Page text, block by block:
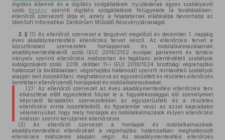
digitális államról és a digitális szolgáltatások nyújtásának egyes szabályairól
szóló törvény szerinti digitális szolgáltatások felügyelete (a továbbiakban:
ellenőrző szervezet) látja el, amely a feladatainak ellátásába bevonhatja az
IdomSoft Informatikai Zártkörűen Működő Részvénytársaságot.
2. § (1) Az ellenőrző szervezet a tárgyévet megelőző év december 1. napjáig
éves akadálymentesítési ellenőrzési tervet készít. Az ellenőrzési tervet a
közszférabeli szervezetek honlapjainak és mobilalkalmazásainak
akadálymentesítéséről szóló (EU) 2016/2102 európai parlamenti és tanácsi
irányelv szerinti ellenőrzési módszertan és tagállami jelentéstételi szabályok
kidolgozásáról szóló, 2018. október 11-i (EU) 2018/1524 bizottsági végrehajtási
határozat (a továbbiakban: végrehajtási határozat) szerinti mintavételi szabályok
alapján kell összeállítani, meghatározva az egyszerűsített és részletes ellenőrzés
keretében ellenőrizendő honlapokat és mobilalkalmazásokat.
(2) 2
Az ellenőrző szervezet az éves akadálymentesítési ellenőrzési terv
elkészítése előtt egyeztetést folytat le a fogyatékossággal élő személyeket
képviselő társadalmi szervezetekkel az egyszerűsített és a részletes
ellenőrzési minta összetételéről, és figyelembe veszi az azzal kapcsolatos
véleményüket, hogy mely honlapok és mobilalkalmazások milyen ellenőrzési
módszer szerint kerüljenek ellenőrzésre.
(3) Az ellenőrző szervezet a honlapok és mobilalkalmazások
akadálymentesítési ellenőrzését a végrehajtási határozatban meghatározott
ellenőrzési módszerek alapján végzi. Az akadálymentesítési ellenőrzés